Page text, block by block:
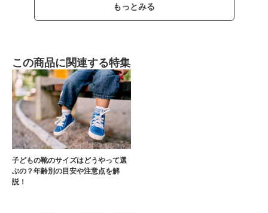
もっとみる
この商品に関連する特集
子どもの靴のサイズはどうやって選
ぶの？年齢別の目安や注意点を解
説！